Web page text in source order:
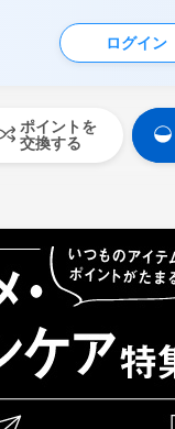
ログイン
ポイントを
交換する